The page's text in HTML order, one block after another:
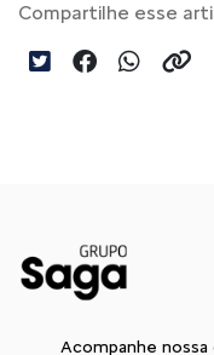
Compartilhe esse
Acompanhe nossa